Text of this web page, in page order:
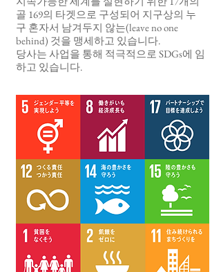
골 169의 타겟으로 구성되어 지구상의 누
구 혼자서 남겨두지 않는(leave no one
behind) 것을 맹세하고 있습니다.
당사는 사업을 통해 적극적으로 SDGs에 임
하고 있습니다.